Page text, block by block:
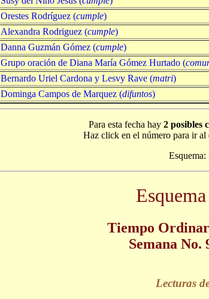
Orestes Rodríguez (cumple)
Alexandra Rodriguez (cumple)
Danna Guzmán Gómez (cumple)
Grupo oración de Diana María Gómez Hurtado (
Bernardo Uriel Cardona y Lesvy Rave (matri)
Dominga Campos de Marquez (difuntos)
Para esta fecha hay 2 posibles
Haz click en el número para ir al
Esquema:
Tiempo
Semana No.
Lecturas